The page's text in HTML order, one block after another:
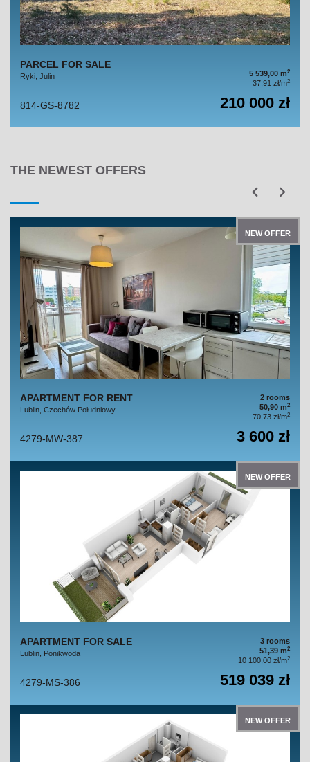
PARCEL FOR SALE
Ryki, Julin 5 539,00 m2
37,91 zł/m2
814-GS-8782 210 000 zł
THE NEWEST OFFERS
NEW OFFER
APARTMENT FOR RENT
Lublin, Czechów Południowy
2 rooms
50,90 m2
70,73 zł/m2
4279-MW-387 3 600 zł
NEW OFFER
APARTMENT FOR SALE
Lublin, Ponikwoda
3 rooms
51,39 m2
10 100,00 zł/m2
4279-MS-386 519 039 zł
NEW OFFER